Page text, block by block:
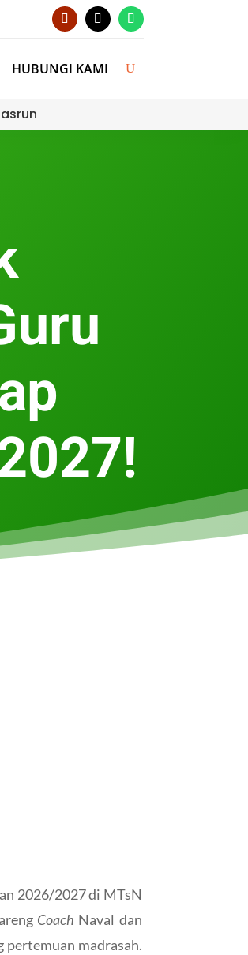
HUBUNGI KAMI
2026/2027 di MTsN
Coach Naval dan
pertemuan madrasah.